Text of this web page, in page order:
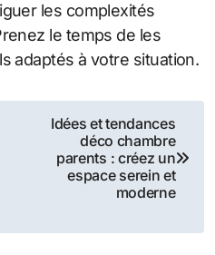
les complexités
le temps de les
adaptés à votre situation.
Idées et tendances
déco chambre
parents : créez un
espace serein et
moderne